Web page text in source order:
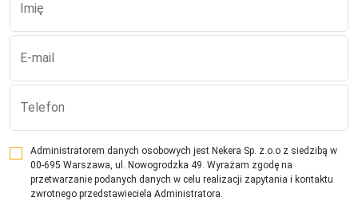
brodzik, plac zabaw.
Pokoje:
W obiekcie znajduje się 40 wygodnych i zadbanych pokoi
pokoje standardowe 2-osobowe z możliwością 1 dostawki,
2-osobowe pokoje ekonomiczne z możliwością 1 dosytawki
(na parterze) oraz pokoje rodzinne dla max. 4 osób.
Wszystkie wyposażone w łazienkę (prysznic, WC, suszarka
do włosów), klimatyzację (bezpłatną), sejf (za opłatą), TV-
sat, telefon oraz balkon lub taras (w pokojach możliwe są
Imię
E-mail
Telefon
Administratorem danych osobowych jest Nekera Sp. z.o.o z siedzibą w
00-695 Warszawa, ul. Nowogrodzka 49. Wyrażam zgodę na
przetwarzanie podanych danych w celu realizacji zapytania i kontaktu
zwrotnego przedstawieciela Administratora.